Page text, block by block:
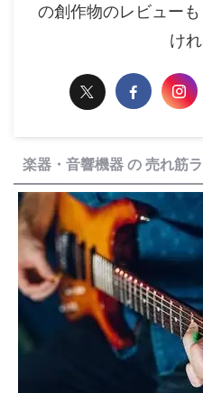
の創作物のレビュー
けれ
楽器・音響機器 の 売れ筋